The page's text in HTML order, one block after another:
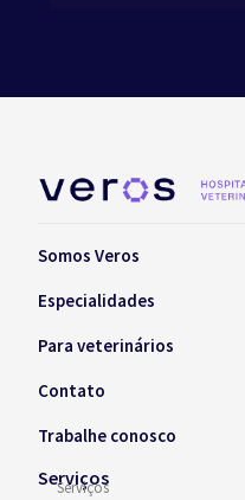
Somos Veros
Especialidades
Para veterinários
Contato
Trabalhe conosco
Serviços
Serviços